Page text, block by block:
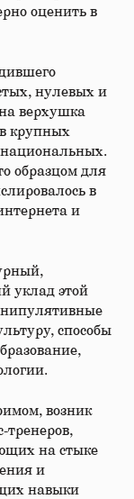
оценить в
нулевых и
верхушка
крупных
образцом для
в
и
уклад этой
способы
возник
тренеров,
на стыке
и
навыки